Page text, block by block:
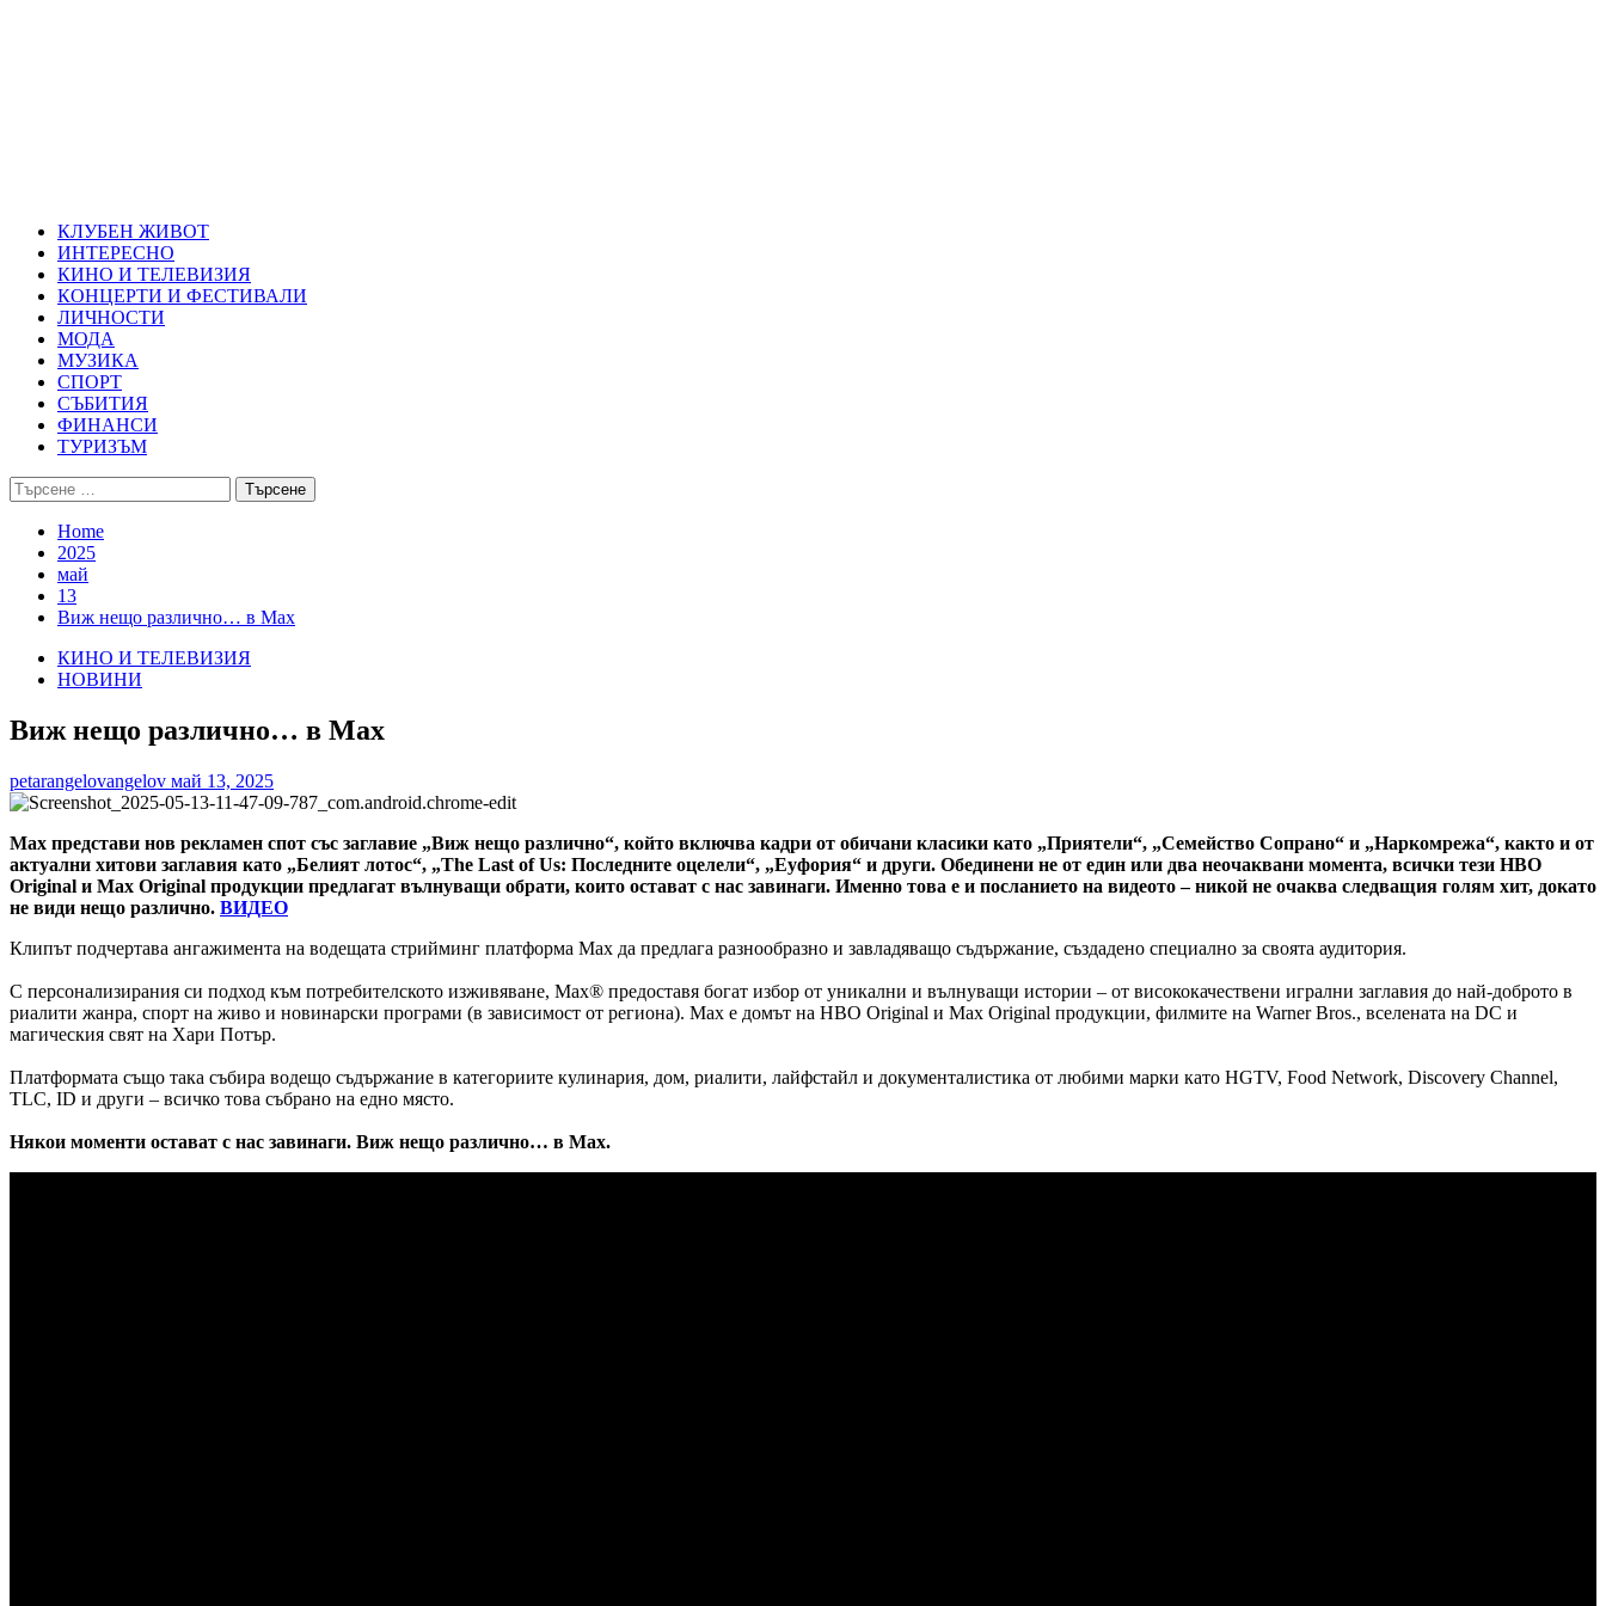
КЛУБЕН ЖИВОТ
ИНТЕРЕСНО
КИНО И ТЕЛЕВИЗИЯ
КОНЦЕРТИ И ФЕСТИВАЛИ
ЛИЧНОСТИ
МОДА
МУЗИКА
СПОРТ
СЪБИТИЯ
ФИНАНСИ
ТУРИЗЪМ
Търсене
за:
Home
2025
май
13
Виж нещо различно… в Max
КИНО И ТЕЛЕВИЗИЯ
НОВИНИ
Виж нещо различно… в Max
petarangelovangelov май 13, 2025
Max представи нов рекламен спот със заглавие „Виж нещо различно“, който включва кадри от обичани класики като „Приятели“, „Семейство Сопрано“ и „Наркомрежа“, както и от
актуални хитови заглавия като „Белият лотос“, „The Last of Us: Последните оцелели“, „Еуфория“ и други. Обединени не от един или два неочаквани момента, всички тези HBO
Original и Max Original продукции предлагат вълнуващи обрати, които остават с нас завинаги. Именно това е и посланието на видеото – никой не очаква следващия голям хит, докато
не види нещо различно. ВИДЕО
Клипът подчертава ангажимента на водещата стрийминг платформа Max да предлага разнообразно и завладяващо съдържание, създадено специално за своята аудитория.
С персонализирания си подход към потребителското изживяване, Max® предоставя богат избор от уникални и вълнуващи истории – от висококачествени игрални заглавия до най-доброто в
риалити жанра, спорт на живо и новинарски програми (в зависимост от региона). Max е домът на HBO Original и Max Original продукции, филмите на Warner Bros., вселената на DC и
магическия свят на Хари Потър.
Платформата също така събира водещо съдържание в категориите кулинария, дом, риалити, лайфстайл и документалистика от любими марки като HGTV, Food Network, Discovery Channel,
TLC, ID и други – всичко това събрано на едно място.
Някои моменти остават с нас завинаги. Виж нещо различно… в Max.